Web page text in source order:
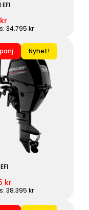
34.795 kr
Nyhet!
kr
38.395 kr